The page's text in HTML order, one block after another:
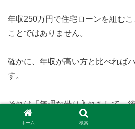
年収250万円で住宅ローンを組む
ことではありません。
確かに、年収が高い方と比べれば
す。
それは「無理な借り入れをして、
スクを避けるための金融機関の慎
ホーム 検索